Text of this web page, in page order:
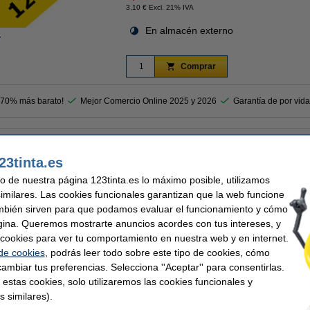
3,10 € Excl. 21% IVA
En almacén externo
Comprar
más barato! Mejor Comercio Online 2025 y 2026 Garantía de por
123tinta punta biselada
punta biselada y crea líneas claras con un trazo suave. El color azul
a base de agua de secado rápido, adecuada tanto para texto impresos como
Ancho escritura mín:
Recargable:
Cantidad:
similares también han elegido estos artículos.
de nuestra página 123tinta.es lo máximo posible, utilizamos
Las cookies funcionales garantizan que la web funcione
sirven para que podamos evaluar el funcionamiento y cómo
Queremos mostrarte anuncios acordes con tus intereses, y
para ver tu comportamiento en nuestra web y en internet.
cookies, podrás leer todo sobre este tipo de cookies, cómo
tus preferencias. Selecciona ''Aceptar'' para consentirlas.
cookies, solo utilizaremos las cookies funcionales y
similares).